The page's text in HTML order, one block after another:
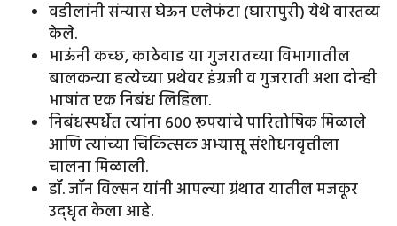
वडीलांनी संन्यास घेऊन एलेफंटा (घारापुरी) येथे वास्तव्य
केले.
भाऊंनी कच्छ, काठेवाड या गुजरातच्या विभागातील
बालकन्या हत्येच्या प्रथेवर इंग्रजी व गुजराती अशा दोन्ही
भाषांत एक निबंध लिहिला.
निबंधस्पर्धेत त्यांना ६०० रूपयांचे पारितोषिक मिळाले
आणि त्यांच्या चिकित्सक अभ्यासू संशोधनवृत्तीला
चालना मिळाली.
डॉ. जॉन विल्सन यांनी आपल्या ग्रंथात यातील मजकूर
उद्‌धृत केला आहे.